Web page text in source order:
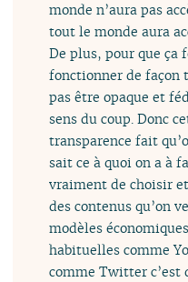
monde n’aura pas
tout le monde aura
De plus, pour que
fonctionner de façon
pas être opaque et
sens du coup. Donc
transparence fait
sait ce à quoi on a à
vraiment de choisir
des contenus qu’on
modèles
habituelles comme
comme Twitter c’est